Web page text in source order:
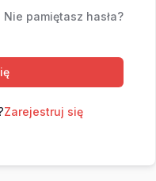
Nie pamiętasz hasła?
Zarejestruj się